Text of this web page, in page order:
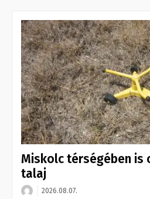
Miskolc térségében is
talaj
2026.08.07.